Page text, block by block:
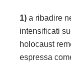
1) a ribadire
intensificati
holocaust
espressa